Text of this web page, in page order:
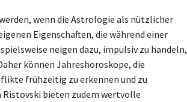
wenn die Astrologie als nützlicher
Eigenschaften, die während einer
neigen dazu, impulsiv zu handeln,
können Jahreshoroskope, die
frühzeitig zu erkennen und zu
Ristovski bieten zudem wertvolle